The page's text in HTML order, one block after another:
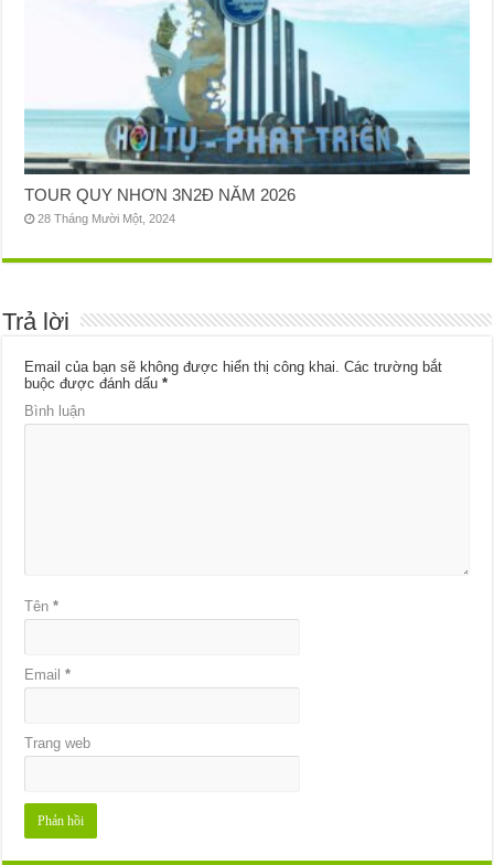
TOUR QUY NHƠN 3N2Đ NĂM 2026
28 Tháng Mười Một, 2024
Trả lời
Email của bạn sẽ không được hiển thị công khai. Các trường bắt
buộc được đánh dấu*
Bình luận
Tên*
Email*
Trang web